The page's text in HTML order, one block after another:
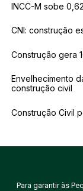
INCC-M sobe
CNI: construção
Construção gera
Envelhecimento
construção civil
Construção Civil
Para garantir às